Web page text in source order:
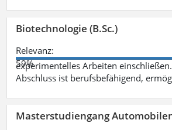
Biotechnologie (B.Sc.)
Relevanz:
59%
experimentelles Arbeiten
Abschluss ist berufsbefähigend,
Masterstudiengang